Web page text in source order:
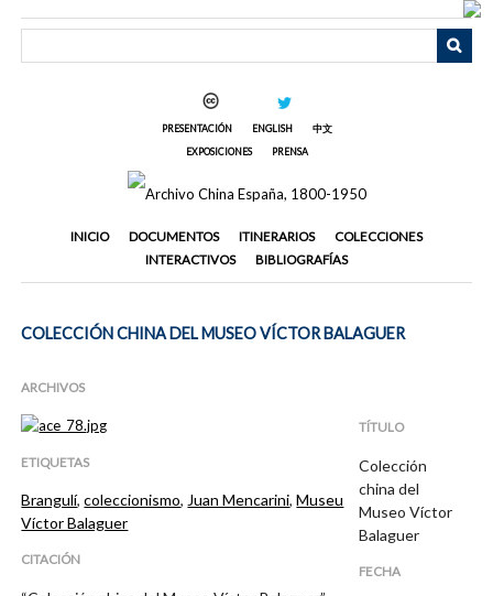
PRESENTACIÓN ENGLISH
中文
EXPOSICIONES
PRENSA
INICIO DOCUMENTOS ITINERARIOS
COLECCIONES
INTERACTIVOS
BIBLIOGRAFÍAS
COLECCIÓN CHINA DEL MUSEO VÍCTOR BALAGUER
ARCHIVOS
ETIQUETAS
Brangulí,coleccionismo,Juan Mencarini,Museu
Víctor Balaguer
CITACIÓN
TÍTULO
Colección
china del
Museo Víctor
Balaguer
FECHA